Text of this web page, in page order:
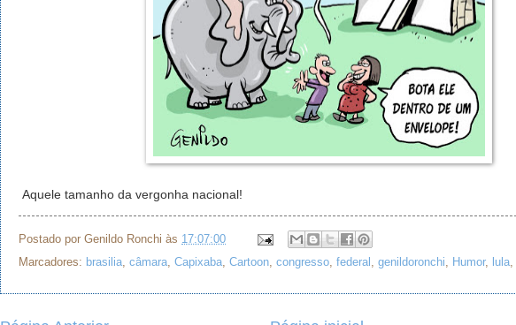
Aquele tamanho da vergonha nacional!
Postado por Genildo Ronchi às 17:07:00
Marcadores: brasilia, câmara, Capixaba, Cartoon, congresso, federal , genildoronchi, Humor, lula,